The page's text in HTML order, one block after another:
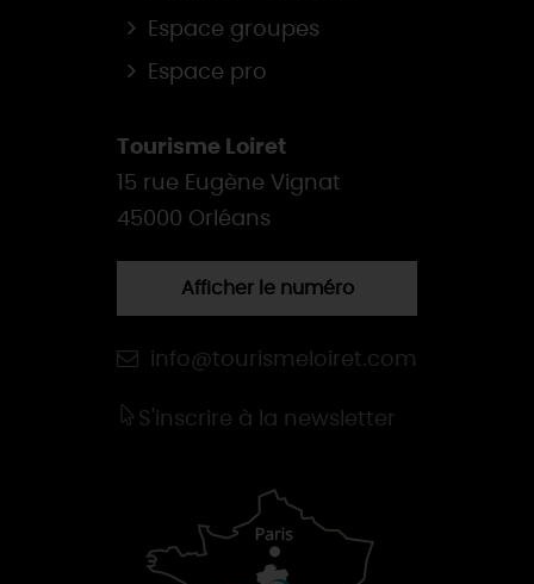
Espace groupes
Espace pro
Tourisme Loiret
15 rue Eugène Vignat
45000 Orléans
Afficher le numéro
info@tourismeloiret.com
S'inscrire à la newsletter